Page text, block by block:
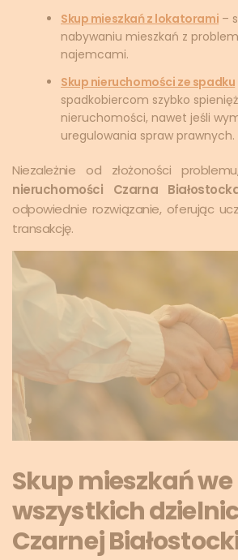
Skup mieszkań z lokatorami –
nabywaniu mieszkań z
najemcami.
Skup nieruchomości ze spadku
spadkobiercom szybko
nieruchomości, nawet jeśli
uregulowania spraw prawnych.
Niezależnie od złożoności
nieruchomości Czarna
odpowiednie rozwiązanie, oferując
transakcję.
Skup mieszkań we
wszystkich
Czarnej